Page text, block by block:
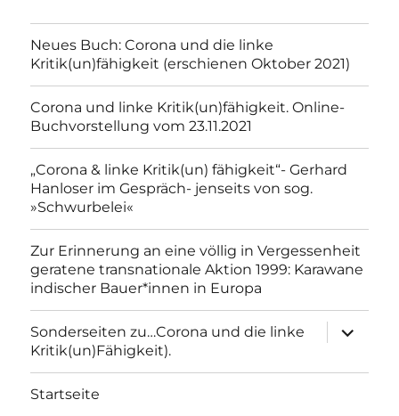
Neues Buch: Corona und die linke
Kritik(un)fähigkeit (erschienen Oktober 2021)
Corona und linke Kritik(un)fähigkeit. Online-
Buchvorstellung vom 23.11.2021
„Corona & linke Kritik(un) fähigkeit“- Gerhard
Hanloser im Gespräch- jenseits von sog.
»Schwurbelei«
Zur Erinnerung an eine völlig in Vergessenheit
geratene transnationale Aktion 1999: Karawane
indischer Bauer*innen in Europa
Sonderseiten zu…Corona und die linke
Kritik(un)Fähigkeit).
anzeigen
Startseite